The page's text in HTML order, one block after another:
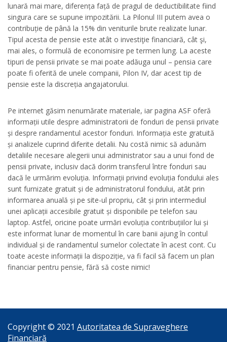
lunară mai mare, diferența față de pragul de deductibilitate fiind
singura care se supune impozitării. La Pilonul III putem avea o
contribuție de până la 15% din veniturile brute realizate lunar.
Tipul acesta de pensie este atât o investiţie financiară, cât şi,
mai ales, o formulă de economisire pe termen lung. La aceste
tipuri de pensii private se mai poate adăuga unul – pensia care
poate fi oferită de unele companii, Pilon IV, dar acest tip de
pensie este la discreția angajatorului.
Pe internet găsim nenumărate materiale, iar pagina ASF oferă
informații utile despre administratorii de fonduri de pensii private
și despre randamentul acestor fonduri. Informația este gratuită
și analizele cuprind diferite detalii. Nu costă nimic să adunăm
detaliile necesare alegerii unui administrator sau a unui fond de
pensii private, inclusiv dacă dorim transferul între fonduri sau
dacă le urmărim evoluția. Informații privind evoluția fondului ales
sunt furnizate gratuit și de administratorul fondului, atât prin
informarea anuală și pe site-ul propriu, cât și prin intermediul
unei aplicații accesibile gratuit și disponibile pe telefon sau
laptop. Astfel, oricine poate urmări evoluția contribuțiilor lui și
este informat lunar de momentul în care banii ajung în contul
individual și de randamentul sumelor colectate în acest cont. Cu
toate aceste informații la dispoziție, va fi facil să facem un plan
financiar pentru pensie, fără să coste nimic!
Copyright © 2021 Autoritatea de Supraveghere
Financiară